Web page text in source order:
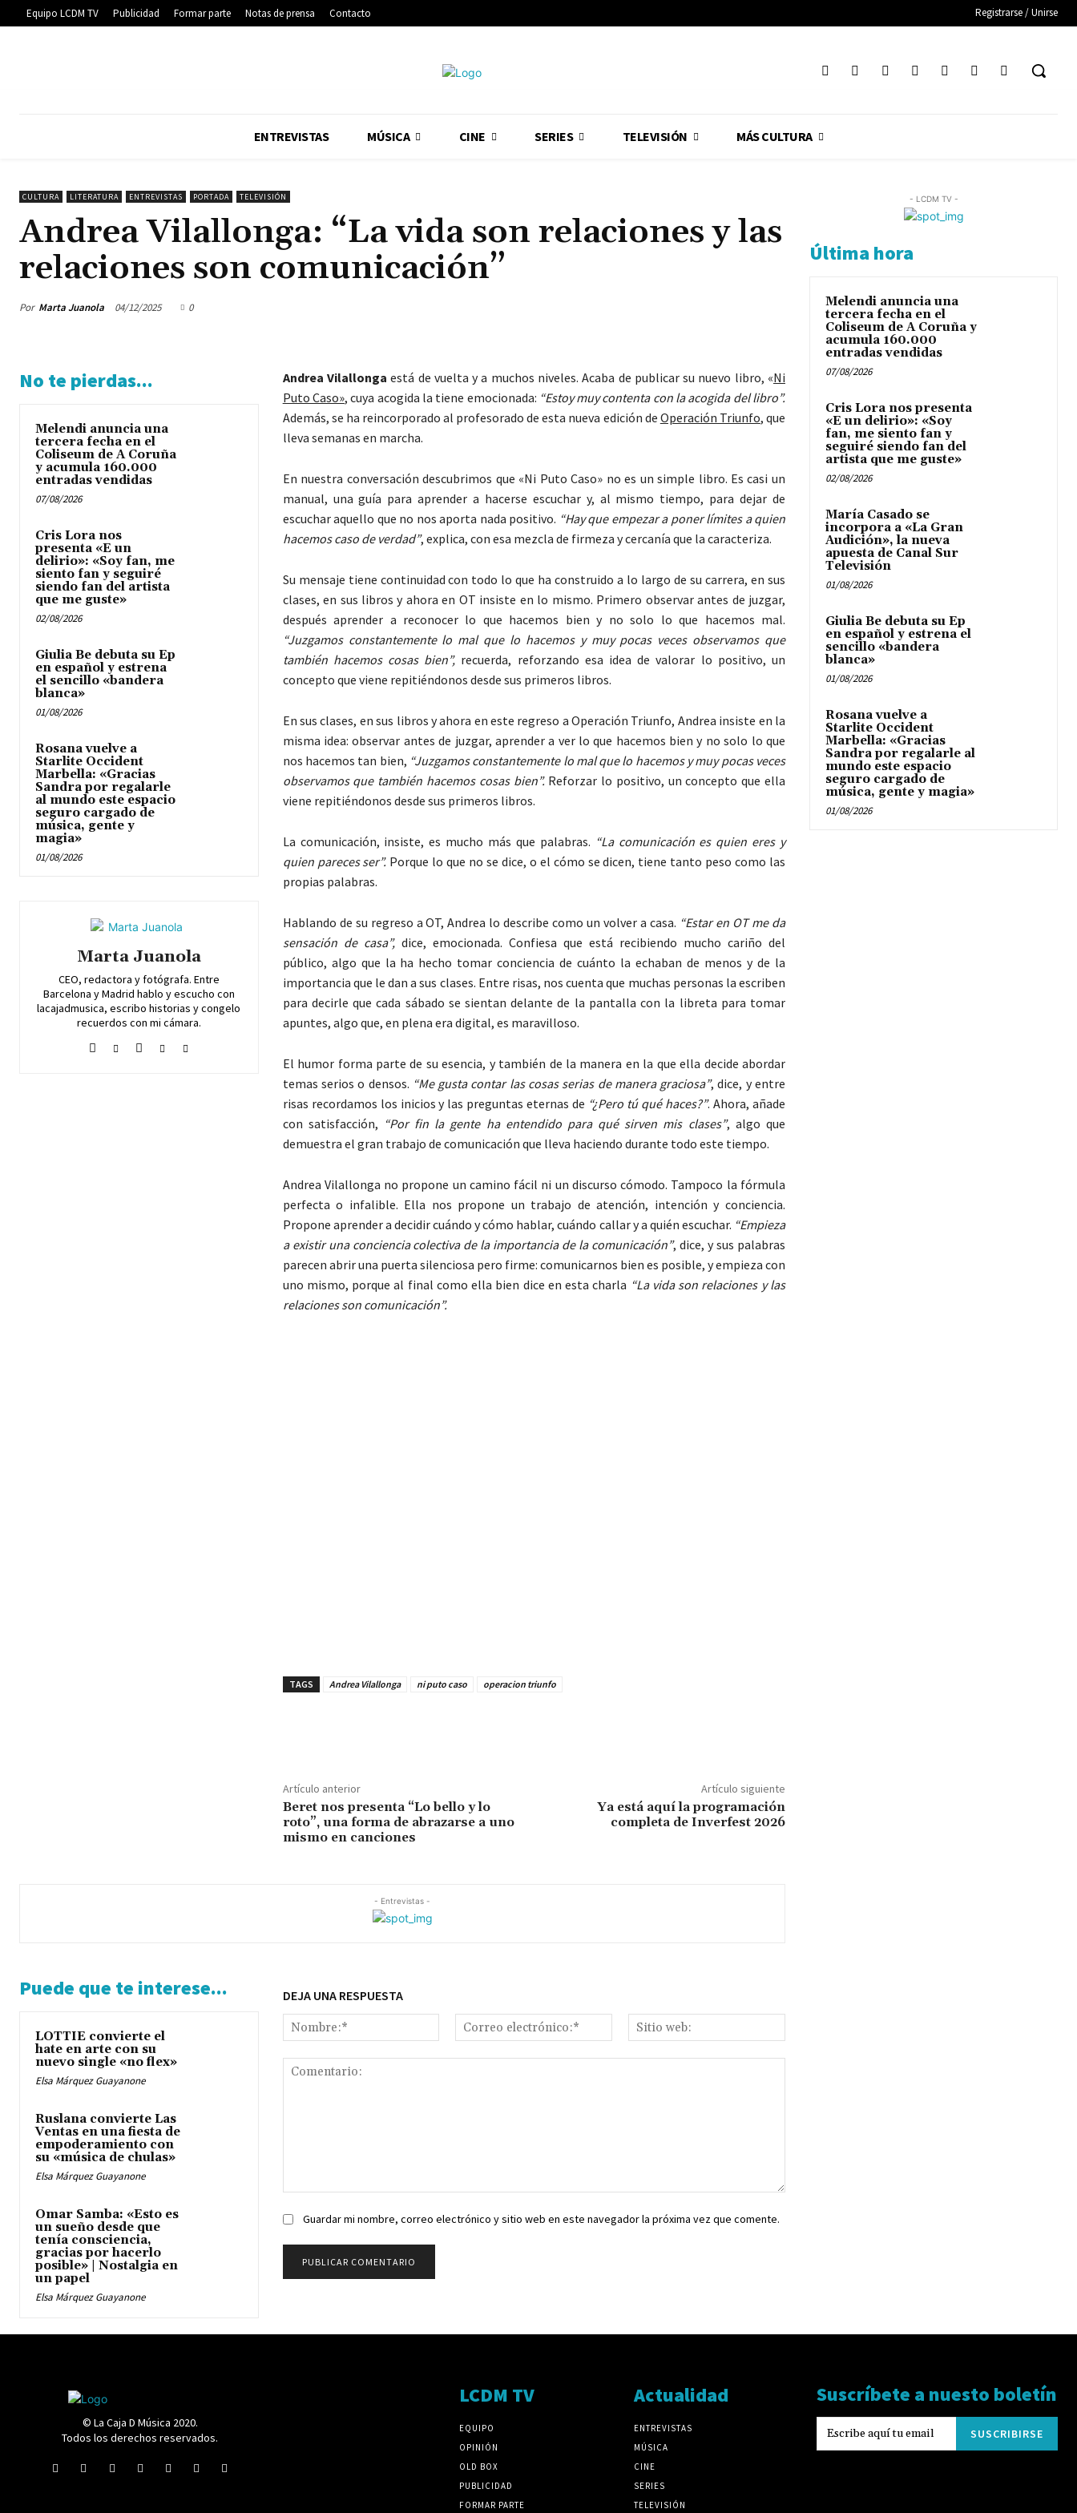
Equipo LCDM TV Publicidad Formar parte Notas de prensa Contacto Registrarse / Unirse
ENTREVISTAS MÚSICA CINE SERIES TELEVISIÓN MÁS CULTURA
CULTURA LITERATURA ENTREVISTAS PORTADA TELEVISIÓN
Andrea Vilallonga: “La vida son relaciones y las
relaciones son comunicación”
Por Marta Juanola 04/12/2025 0
No te pierdas...
Melendi anuncia una
tercera fecha en el
Coliseum de A Coruña
y acumula 160.000
entradas vendidas
07/08/2026
Cris Lora nos
presenta «E un
delirio»: «Soy fan, me
siento fan y seguiré
siendo fan del artista
que me guste»
02/08/2026
Giulia Be debuta su Ep
en español y estrena
el sencillo «bandera
blanca»
01/08/2026
Rosana vuelve a
Starlite Occident
Marbella: «Gracias
Sandra por regalarle
al mundo este espacio
seguro cargado de
música, gente y
magia»
01/08/2026
Marta Juanola
CEO, redactora y fotógrafa. Entre
Barcelona y Madrid hablo y escucho con
lacajadmusica, escribo historias y congelo
recuerdos con mi cámara.
Andrea Vilallonga está de vuelta y a muchos niveles. Acaba de publicar su nuevo libro, «Ni
Puto Caso», cuya acogida la tiene emocionada: “Estoy muy contenta con la acogida del libro”.
Además, se ha reincorporado al profesorado de esta nueva edición de Operación Triunfo, que
lleva semanas en marcha.
En nuestra conversación descubrimos que «Ni Puto Caso» no es un simple libro. Es casi un
manual, una guía para aprender a hacerse escuchar y, al mismo tiempo, para dejar de
escuchar aquello que no nos aporta nada positivo. “Hay que empezar a poner límites a quien
hacemos caso de verdad”, explica, con esa mezcla de firmeza y cercanía que la caracteriza.
Su mensaje tiene continuidad con todo lo que ha construido a lo largo de su carrera, en sus
clases, en sus libros y ahora en OT insiste en lo mismo. Primero observar antes de juzgar,
después aprender a reconocer lo que hacemos bien y no solo lo que hacemos mal.
“Juzgamos constantemente lo mal que lo hacemos y muy pocas veces observamos que
también hacemos cosas bien”, recuerda, reforzando esa idea de valorar lo positivo, un
concepto que viene repitiéndonos desde sus primeros libros.
En sus clases, en sus libros y ahora en este regreso a Operación Triunfo, Andrea insiste en la
misma idea: observar antes de juzgar, aprender a ver lo que hacemos bien y no solo lo que
nos hacemos tan bien, “Juzgamos constantemente lo mal que lo hacemos y muy pocas veces
observamos que también hacemos cosas bien”.Reforzar lo positivo, un concepto que ella
viene repitiéndonos desde sus primeros libros.
La comunicación, insiste, es mucho más que palabras. “La comunicación es quien eres y
quien pareces ser”. Porque lo que no se dice, o el cómo se dicen, tiene tanto peso como las
propias palabras.
Hablando de su regreso a OT, Andrea lo describe como un volver a casa. “Estar en OT me da
sensación de casa”,dice, emocionada. Confiesa que está recibiendo mucho cariño del
público, algo que la ha hecho tomar conciencia de cuánto la echaban de menos y de la
importancia que le dan a sus clases. Entre risas, nos cuenta que muchas personas la escriben
para decirle que cada sábado se sientan delante de la pantalla con la libreta para tomar
apuntes, algo que, en plena era digital, es maravilloso.
El humor forma parte de su esencia, y también de la manera en la que ella decide abordar
temas serios o densos. “Me gusta contar las cosas serias de manera graciosa”, dice, y entre
risas recordamos los inicios y las preguntas eternas de “¿Pero tú qué haces?”. Ahora, añade
con satisfacción, “Por fin la gente ha entendido para qué sirven mis clases”, algo que
demuestra el gran trabajo de comunicación que lleva haciendo durante todo este tiempo.
Andrea Vilallonga no propone un camino fácil ni un discurso cómodo. Tampoco la fórmula
perfecta o infalible. Ella nos propone un trabajo de atención, intención y conciencia.
Propone aprender a decidir cuándo y cómo hablar, cuándo callar y a quién escuchar. “Empieza
a existir una conciencia colectiva de la importancia de la comunicación”, dice, y sus palabras
parecen abrir una puerta silenciosa pero firme: comunicarnos bien es posible, y empieza con
uno mismo, porque al final como ella bien dice en esta charla “La vida son relaciones y las
relaciones son comunicación”.
TAGS Andrea Vilallonga ni puto caso operacion triunfo
Artículo anterior
Beret nos presenta “Lo bello y lo
roto”, una forma de abrazarse a uno
mismo en canciones
Artículo siguiente
Ya está aquí la programación
completa de Inverfest 2026
- Entrevistas -
Puede que te interese...
LOTTIE convierte el
hate en arte con su
nuevo single «no flex»
Elsa Márquez Guayanone
Ruslana convierte Las
Ventas en una fiesta de
empoderamiento con
su «música de chulas»
Elsa Márquez Guayanone
Omar Samba: «Esto es
un sueño desde que
tenía consciencia,
gracias por hacerlo
posible» | Nostalgia en
un papel
Elsa Márquez Guayanone
DEJA UNA RESPUESTA
Nombre:*
Correo
electrónico:*
web:
Guardar mi nombre, correo electrónico y sitio web en este navegador la próxima vez que comente.
- LCDM TV -
Última hora
Melendi anuncia una
tercera fecha en el
Coliseum de A Coruña y
acumula 160.000
entradas vendidas
07/08/2026
Cris Lora nos presenta
«E un delirio»: «Soy
fan, me siento fan y
seguiré siendo fan del
artista que me guste»
02/08/2026
María Casado se
incorpora a «La Gran
Audición», la nueva
apuesta de Canal Sur
Televisión
01/08/2026
Giulia Be debuta su Ep
en español y estrena el
sencillo «bandera
blanca»
01/08/2026
Rosana vuelve a
Starlite Occident
Marbella: «Gracias
Sandra por regalarle al
mundo este espacio
seguro cargado de
música, gente y magia»
01/08/2026
© La Caja D Música 2020.
Todos los derechos reservados.
LCDM TV
EQUIPO
OPINIÓN
OLD BOX
PUBLICIDAD
FORMAR PARTE
Actualidad
ENTREVISTAS
MÚSICA
CINE
SERIES
TELEVISIÓN
Suscríbete a nuesto boletín
SUSCRIBIRSE